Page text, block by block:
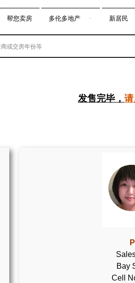
帮您卖房 多伦多地产 新居民
发售完毕，
Bay
Cell